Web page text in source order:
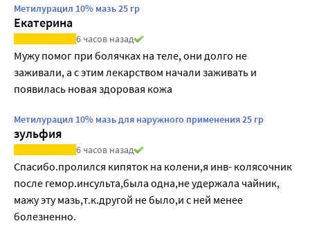
Метилурацил 10% мазь 25 гр
Екатерина
6 часов назад
Мужу помог при болячках на теле, они долго не
заживали, а с этим лекарством начали заживать и
появилась новая здоровая кожа
Метилурацил 10% мазь для наружного применения 25 гр
зульфия
6 часов назад
Спасибо.пролился кипяток на колени,я инв- колясочник
после гемор.инсульта,была одна,не удержала чайник,
мажу эту мазь,т.к.другой не было,и с ней менее
болезненно.